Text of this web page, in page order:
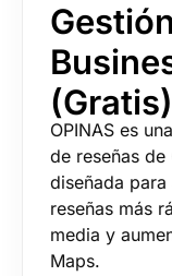
(Gratis)
OPINAS es
de reseñas
diseñada
reseñas más
media y
Maps.